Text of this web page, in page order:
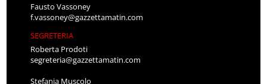
Fausto Vassoney
f.vassoney@gazzettamatin.com
SEGRETERIA
Roberta Prodoti
segreteria@gazzettamatin.com
Stefania Muscolo